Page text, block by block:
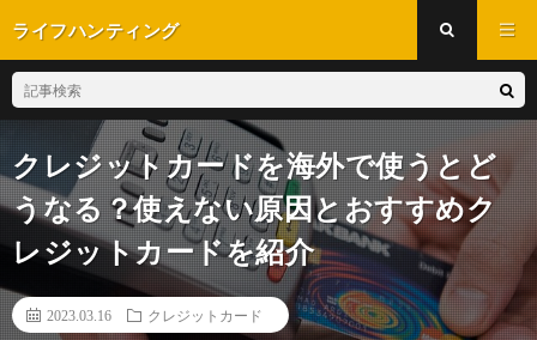
ライフハンティング
クレジットカードを海外で使うとど
うなる？使えない原因とおすすめク
レジットカードを紹介
2023.03.16 クレジットカード